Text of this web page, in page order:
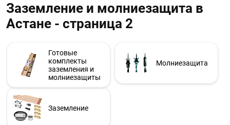
Заземление и молниезащита в
Астанe - страница 2
Готовые
комплекты
заземления и
молниезащиты
Заземление
Молниезащита